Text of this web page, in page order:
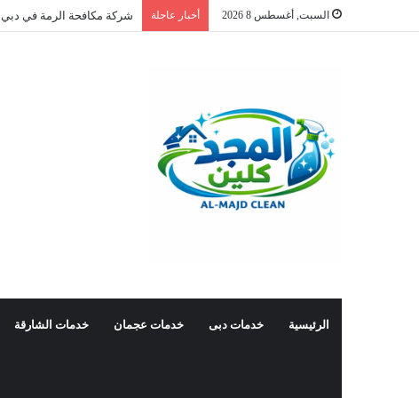
السبت, أغسطس 8 2026 أخبار عاجلة شركة مكافحة الرمة في دبي
الرئيسية خدمات دبى خدمات عجمان خدمات الشارقة